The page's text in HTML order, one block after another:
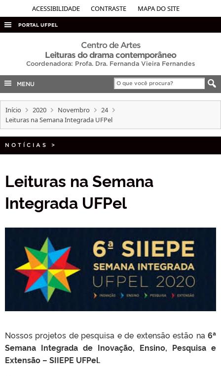
ACESSIBILIDADE CONTRASTE MAPA DO SITE
PORTAL UFPEL
ACESSO À INFORMAÇÃO
AUDITORIA
COBALTO
CONCURSOS
EDITAIS
OUVIDORIA
TELEFONES
Centro de Artes
Leituras do drama contemporâneo
Coordenadora: Profa. Dra. Fernanda Vieira Fernandes
MENU
Início 2020 Novembro
24
Leituras na Semana Integrada UFPel
NOTÍCIAS >
Leituras na Semana
Integrada UFPel
Nossos projetos de pesquisa e de extensão estão na 6ª
Semana Integrada de Inovação, Ensino, Pesquisa e
Extensão – SIIEPE UFPel.